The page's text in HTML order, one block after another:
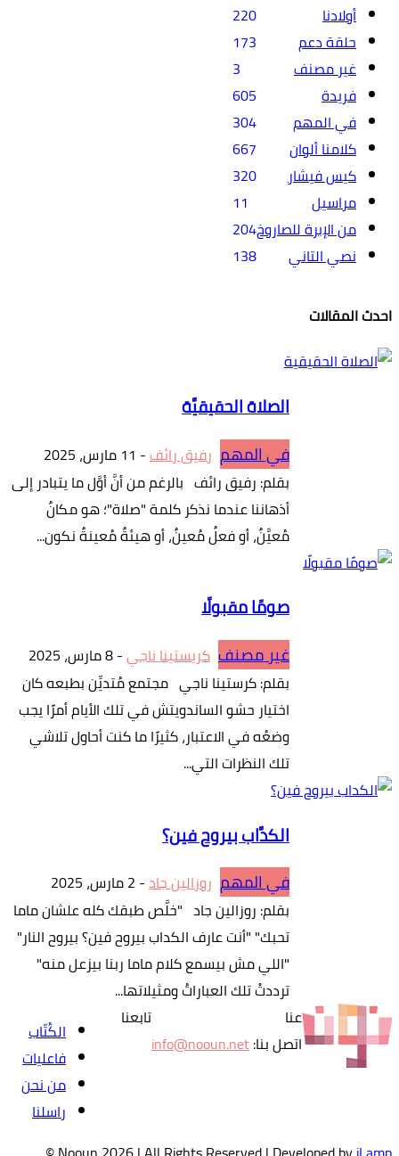
أولادنا
220
حلقة دعم
173
غير مصنف
3
فريدة
605
في المهم
304
كلامنا ألوان
667
كيس فيشار
320
مراسيل
11
من الإبرة للصاروخ204
نصي التاني
138
احدث المقالات
الصلاة الحقيقيَّة
في المهم رفيق رائف- 11 مارس، 2025
بقلم: رفيق رائف بالرغم من أنَّ أوَّل ما يتبادر إلى
أذهاننا عندما نذكر كلمة "صلاة"؛ هو مكانٌ
مُعيَّنٌ، أو فعلٌ مُعينٌ، أو هيئةٌ مُعينةٌ نكون...
صومًا مقبولًا
غير مصنف كريستينا ناجي-8 مارس، 2025
بقلم: كرستينا ناجي مجتمع مُتديِّن بطبعه كان
اختيار حشو الساندويتش في تلك الأيام أمرًا يجب
وضعُه في الاعتبار، كثيرًا ما كنت أحاول تلاشي
تلك النظرات التي...
الكدَّاب بيروح فين؟
في المهم روزالين جاد- 2 مارس، 2025
بقلم: روزالين جاد "خلَّص طبقك كله علشان ماما
تحبك" "أنت عارف الكداب بيروح فين؟ بيروح النار"
"اللي مش بيسمع كلام ماما ربنا بيزعل منه"
ترددتْ تلك العباراتُ ومثيلاتها...
عنا
اتصل بنا:info@nooun.net
تابعنا
الكُتّاب
فاعليات
من نحن
راسلنا